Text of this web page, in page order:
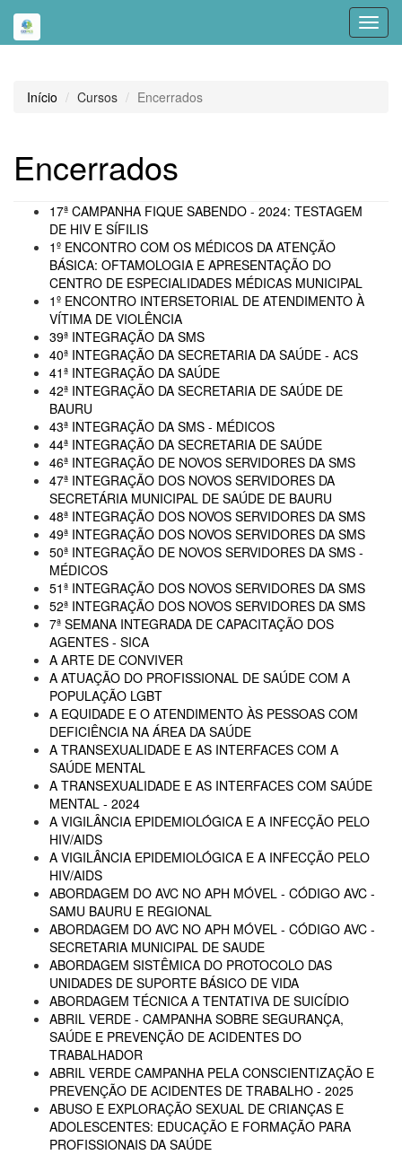
Início Cursos Encerrados
Encerrados
17ª CAMPANHA FIQUE SABENDO - 2024: TESTAGEM
DE HIV E SÍFILIS
1º ENCONTRO COM OS MÉDICOS DA ATENÇÃO
BÁSICA: OFTAMOLOGIA E APRESENTAÇÃO DO
CENTRO DE ESPECIALIDADES MÉDICAS MUNICIPAL
1º ENCONTRO INTERSETORIAL DE ATENDIMENTO À
VÍTIMA DE VIOLÊNCIA
39ª INTEGRAÇÃO DA SMS
40ª INTEGRAÇÃO DA SECRETARIA DA SAÚDE - ACS
41ª INTEGRAÇÃO DA SAÚDE
42ª INTEGRAÇÃO DA SECRETARIA DE SAÚDE DE
BAURU
43ª INTEGRAÇÃO DA SMS - MÉDICOS
44ª INTEGRAÇÃO DA SECRETARIA DE SAÚDE
46ª INTEGRAÇÃO DE NOVOS SERVIDORES DA SMS
47ª INTEGRAÇÃO DOS NOVOS SERVIDORES DA
SECRETÁRIA MUNICIPAL DE SAÚDE DE BAURU
48ª INTEGRAÇÃO DOS NOVOS SERVIDORES DA SMS
49ª INTEGRAÇÃO DOS NOVOS SERVIDORES DA SMS
50ª INTEGRAÇÃO DE NOVOS SERVIDORES DA SMS -
MÉDICOS
51ª INTEGRAÇÃO DOS NOVOS SERVIDORES DA SMS
52ª INTEGRAÇÃO DOS NOVOS SERVIDORES DA SMS
7ª SEMANA INTEGRADA DE CAPACITAÇÃO DOS
AGENTES - SICA
A ARTE DE CONVIVER
A ATUAÇÃO DO PROFISSIONAL DE SAÚDE COM A
POPULAÇÃO LGBT
A EQUIDADE E O ATENDIMENTO ÀS PESSOAS COM
DEFICIÊNCIA NA ÁREA DA SAÚDE
A TRANSEXUALIDADE E AS INTERFACES COM A
SAÚDE MENTAL
A TRANSEXUALIDADE E AS INTERFACES COM SAÚDE
MENTAL - 2024
A VIGILÂNCIA EPIDEMIOLÓGICA E A INFECÇÃO PELO
HIV/AIDS
A VIGILÂNCIA EPIDEMIOLÓGICA E A INFECÇÃO PELO
HIV/AIDS
ABORDAGEM DO AVC NO APH MÓVEL - CÓDIGO AVC -
SAMU BAURU E REGIONAL
ABORDAGEM DO AVC NO APH MÓVEL - CÓDIGO AVC -
SECRETARIA MUNICIPAL DE SAUDE
ABORDAGEM SISTÊMICA DO PROTOCOLO DAS
UNIDADES DE SUPORTE BÁSICO DE VIDA
ABORDAGEM TÉCNICA A TENTATIVA DE SUICÍDIO
ABRIL VERDE - CAMPANHA SOBRE SEGURANÇA,
SAÚDE E PREVENÇÃO DE ACIDENTES DO
TRABALHADOR
ABRIL VERDE CAMPANHA PELA CONSCIENTIZAÇÃO E
PREVENÇÃO DE ACIDENTES DE TRABALHO - 2025
ABUSO E EXPLORAÇÃO SEXUAL DE CRIANÇAS E
ADOLESCENTES: EDUCAÇÃO E FORMAÇÃO PARA
PROFISSIONAIS DA SAÚDE